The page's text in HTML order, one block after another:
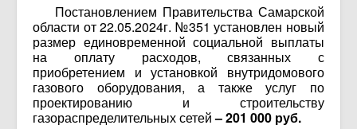
Постановлением Правительства Самарской
области от 22.05.2024г. №351 установлен новый
размер единовременной социальной выплаты
на оплату расходов, связанных с
приобретением и установкой внутридомового
газового оборудования, а также услуг по
проектированию и строительству
газораспределительных сетей– 201 000 руб.